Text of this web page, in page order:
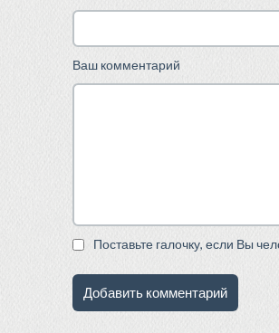
Ваш комментарий
Поставьте галочку, если Вы